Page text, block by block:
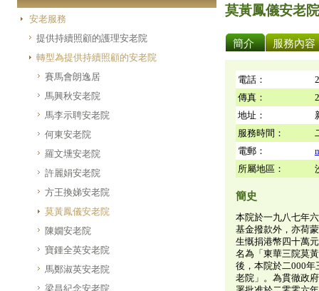
安老服務
提供持續照顧的護理安老院
轉型為提供持續照顧的安老院
賽馬會朗逸居
馬興秋安老院
馬李示聘安老院
何東安老院
羅文壎安老院
許麗娟安老院
方王換娣安老院
莫黃鳳儀安老院
陳嫺安老院
寶鍾全英安老院
馬鄭淑英安老院
梁昌紀念安老院
莫黃鳳儀安老院
簡介 服務內容
電話：
傳真：
地址：
服務時間：
電郵：
所屬地區：
簡史
本院於一九八七年
基金撥款外，亦荷
生慨捐港幣四十萬
名為「東華三院莫
後，本院於二000
老院」。為貫徹政